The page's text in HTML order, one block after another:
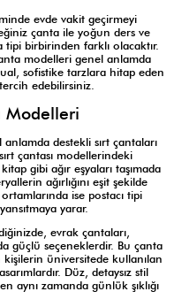
evde vakit geçirmeyi
çanta ile yoğun ders ve
tipi birbirinden farklı olacaktır.
modelleri genel anlamda
sofistike tarzlara hitap eden
edebilirsiniz.
Modelleri
destekli sırt çantaları
çantası modellerindeki
gibi ağır eşyaları taşımada
ağırlığını eşit şekilde
ise postacı tipi
yarar.
evrak çantaları,
güçlü seçeneklerdir. Bu çanta
üniversitede kullanılan
Düz, detaysız stil
aynı zamanda günlük şıklığı